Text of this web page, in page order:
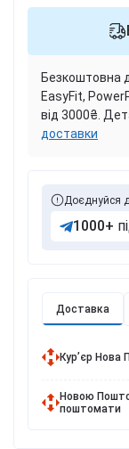
Доставка
Курʼєр Нова
Новою
поштомати
Безкоштовна
EasyFit,
від 3000₴.
доставки
Доєднуйся
1000+